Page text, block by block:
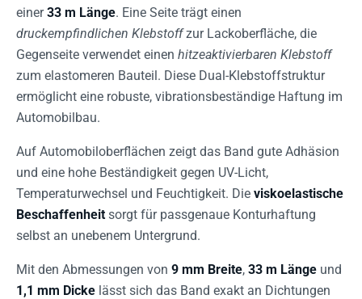
einer33 m Länge. Eine Seite trägt einen
druckempfindlichen Klebstoffzur Lackoberfläche, die
Gegenseite verwendet einen hitzeaktivierbaren Klebstoff
zum elastomeren Bauteil. Diese Dual-Klebstoffstruktur
ermöglicht eine robuste, vibrationsbeständige Haftung im
Automobilbau.
Auf Automobiloberflächen zeigt das Band gute Adhäsion
und eine hohe Beständigkeit gegen UV-Licht,
Temperaturwechsel und Feuchtigkeit. Die viskoelastische
Beschaffenheit sorgt für passgenaue Konturhaftung
selbst an unebenem Untergrund.
Mit den Abmessungen von 9 mm Breite, 33 m Länge und
1,1 mm Dicke lässt sich das Band exakt an Dichtungen